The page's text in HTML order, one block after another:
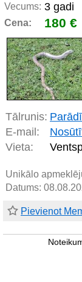
Vecums: 3 gadi
Cena: 180 €
Tālrunis:
E-mail:
Vieta:
Unikālo
Datums:
Pievienot